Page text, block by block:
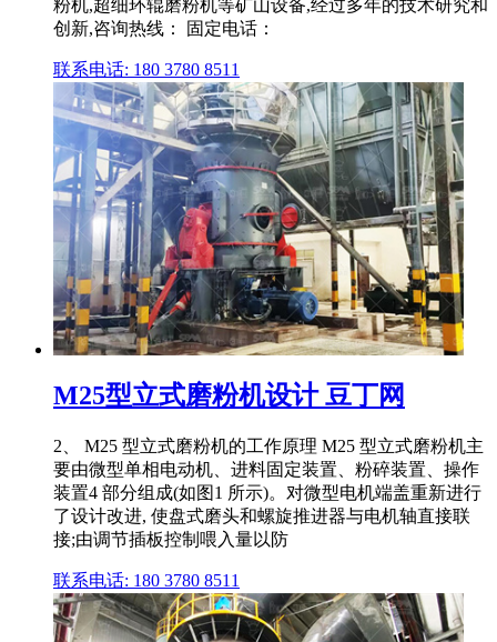
粉机,超细环辊磨粉机等矿山设备,经过多年的技术研究和
创新,咨询热线： 固定电话：
联系电话: 180 3780 8511
M25型立式磨粉机设计 豆丁网
2、 M25 型立式磨粉机的工作原理 M25 型立式磨粉机主
要由微型单相电动机、进料固定装置、粉碎装置、操作
装置4 部分组成(如图1 所示)。对微型电机端盖重新进行
了设计改进, 使盘式磨头和螺旋推进器与电机轴直接联
接;由调节插板控制喂入量以防
联系电话: 180 3780 8511